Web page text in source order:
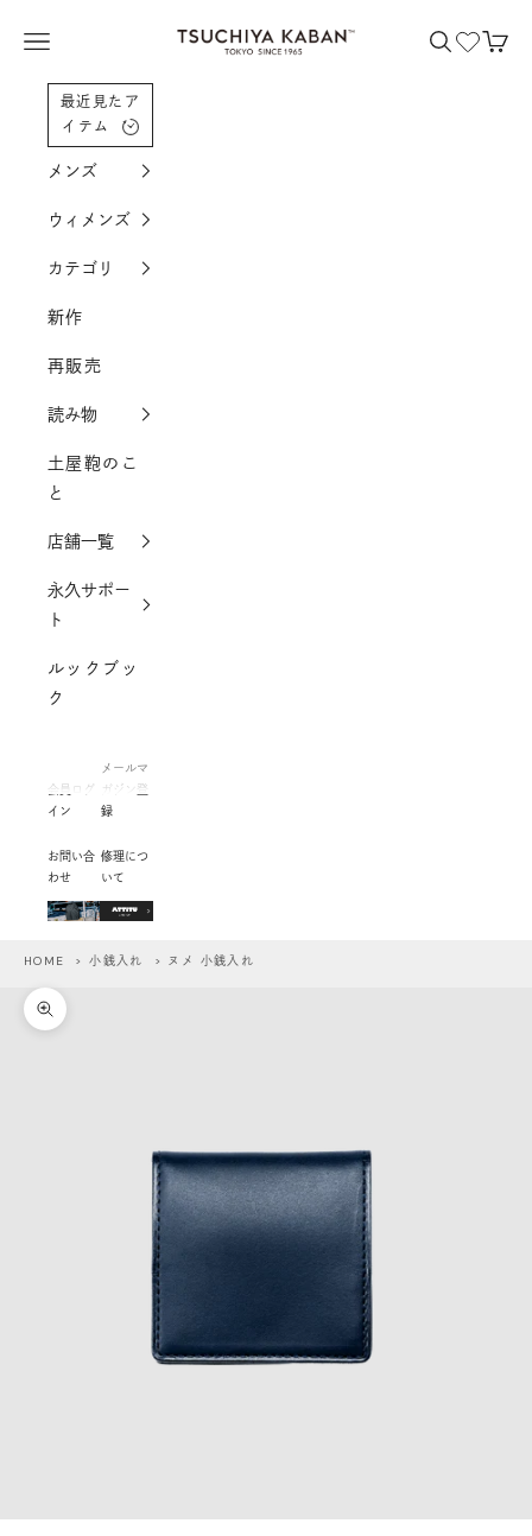
土屋鞄製造所
メニューを開く 検索を開く
カー
最近見たア
イテム
メンズ
ウィメンズ
カテゴリ
新作
再販売
読み物
土屋鞄のこ
と
店舗一覧
永久サポー
ト
ルックブッ
ク
会員ログ
イン
メールマ
ガジン登
録
お問い合
わせ
修理につ
いて
HOME >小銭入れ > ヌメ 小銭入れ
ズームイン